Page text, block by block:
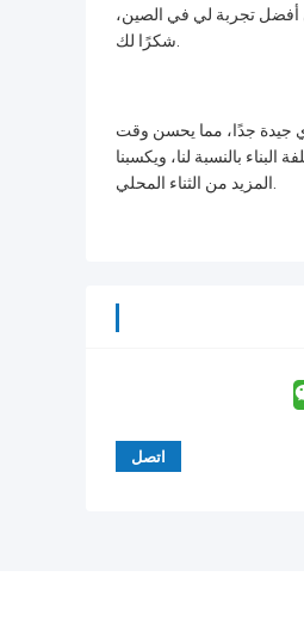
أفضل تجربة لي في الصين،
شكرًا لك.
جيدة جدًا، مما يحسن وقت
البناء بالنسبة لنا، ويكسبنا
المزيد من الثناء المحلي.